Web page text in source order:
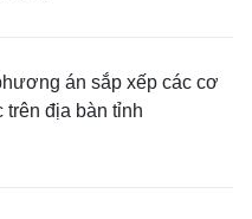
án sắp xếp các cơ
trên địa bàn tỉnh